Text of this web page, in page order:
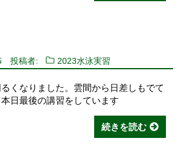
投稿者: 2023水泳実習
くなりました。雲間から日差しもでて
日最後の講習をしています
続きを読む